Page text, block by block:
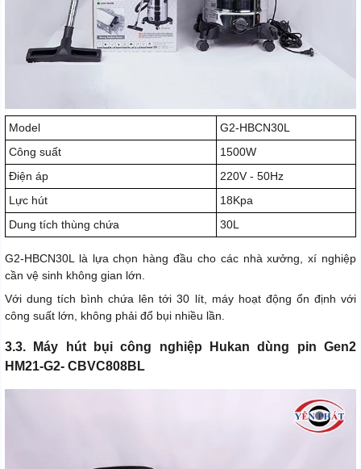
Model
G2-HBCN30L
Công suất
1500W
Điện áp
220V - 50Hz
Lực hút
18Kpa
Dung tích thùng chứa
30L
G2-HBCN30L là lựa chọn hàng đầu cho các nhà xưởng, xí nghiệp
cần vệ sinh không gian lớn.
Với dung tích bình chứa lên tới 30 lít, máy hoạt động ổn định với
công suất lớn, không phải đổ bụi nhiều lần.
3.3. Máy hút bụi công nghiệp Hukan dùng pin Gen2
HM21-G2- CBVC808BL